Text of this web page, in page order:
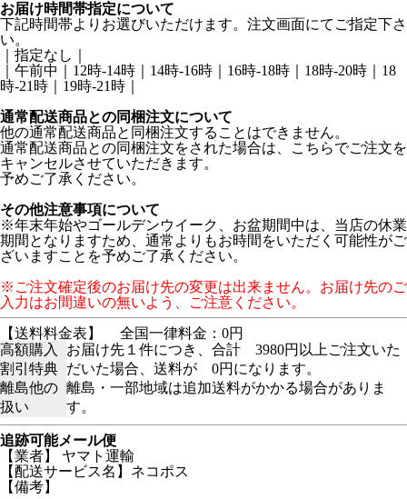
お届け時間帯指定について
下記時間帯よりお選びいただけます。注文画面にてご指定下さ
い。
｜指定なし｜
｜午前中｜12時-14時｜14時-16時｜16時-18時｜18時-20時｜18
時-21時｜19時-21時｜
通常配送商品との同梱注文について
他の通常配送商品と同梱注文することはできません。
通常配送商品との同梱注文をされた場合は、こちらでご注文を
キャンセルさせていただきます。
予めご了承ください。
その他注意事項について
※年末年始やゴールデンウイーク、お盆期間中は、当店の休業
期間となりますため、通常よりもお時間をいただく可能性がご
ざいますことを予めご了承ください。
※ご注文確定後のお届け先の変更は出来ません。お届け先のご
入力はお間違いの無いよう、ご注意ください。
【送料料金表】
全国一律料金：0円
高額購入
割引特典
お届け先１件につき、合計 3980円以上ご注文いた
だいた場合、送料が 0円になります。
離島他の
扱い
離島・一部地域は追加送料がかかる場合がありま
す。
追跡可能メール便
【業者】 ヤマト運輸
【配送サービス名】ネコポス
【備考】